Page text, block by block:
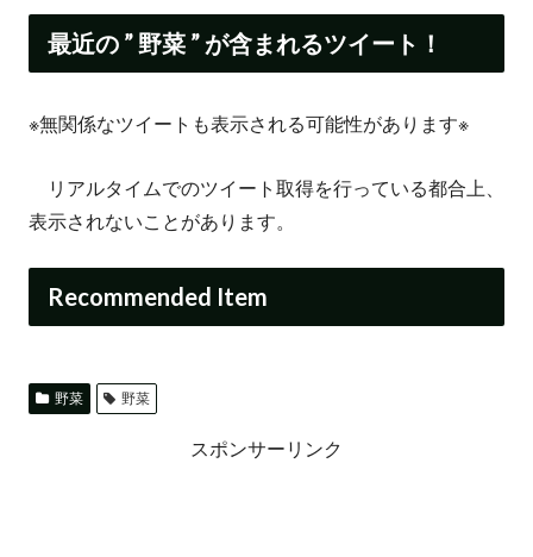
最近の ” 野菜 ” が含まれるツイート！
※無関係なツイートも表示される可能性があります※
リアルタイムでのツイート取得を行っている都合上、
表示されないことがあります。
Recommended Item
野菜 野菜
スポンサーリンク